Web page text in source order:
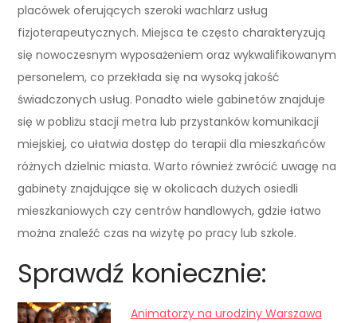
placówek oferujących szeroki wachlarz usług
fizjoterapeutycznych. Miejsca te często charakteryzują
się nowoczesnym wyposażeniem oraz wykwalifikowanym
personelem, co przekłada się na wysoką jakość
świadczonych usług. Ponadto wiele gabinetów znajduje
się w pobliżu stacji metra lub przystanków komunikacji
miejskiej, co ułatwia dostęp do terapii dla mieszkańców
różnych dzielnic miasta. Warto również zwrócić uwagę na
gabinety znajdujące się w okolicach dużych osiedli
mieszkaniowych czy centrów handlowych, gdzie łatwo
można znaleźć czas na wizytę po pracy lub szkole.
Sprawdź koniecznie:
Animatorzy na urodziny Warszawa